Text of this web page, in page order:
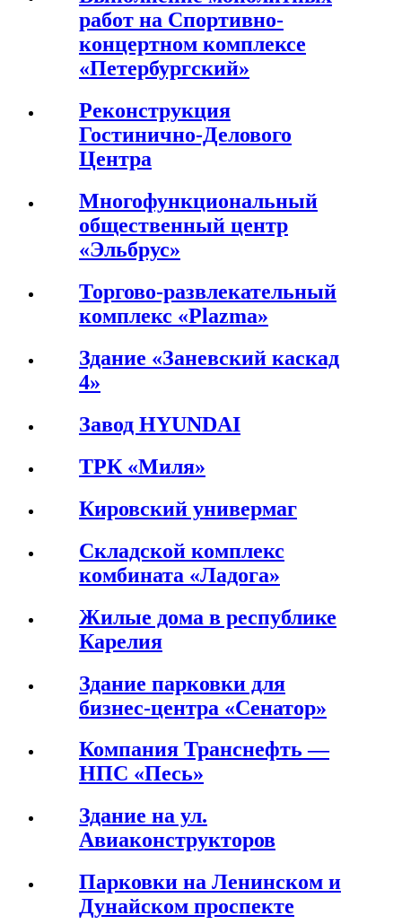
работ на Спортивно-
концертном комплексе
«Петербургский»
Реконструкция
Гостинично-Делового
Центра
Многофункциональный
общественный центр
«Эльбрус»
Торгово-развлекательный
комплекс «Plazma»
Здание «Заневский каскад
4»
Завод HYUNDAI
ТРК «Миля»
Кировский универмаг
Складской комплекс
комбината «Ладога»
Жилые дома в республике
Карелия
Здание парковки для
бизнес-центра «Сенатор»
Компания Транснефть —
НПС «Песь»
Здание на ул.
Авиаконструкторов
Парковки на Ленинском и
Дунайском проспекте